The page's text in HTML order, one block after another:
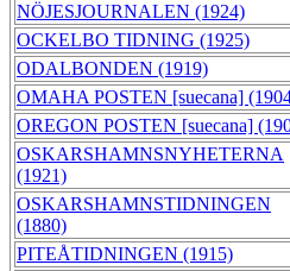
NÖJESJOURNALEN (1924)
OCKELBO TIDNING (1925)
ODALBONDEN (1919)
OMAHA POSTEN [suecana]
OREGON POSTEN [suecana]
OSKARSHAMNSNYHETERNA
(1921)
OSKARSHAMNSTIDNINGEN
(1880)
PITEÅTIDNINGEN (1915)